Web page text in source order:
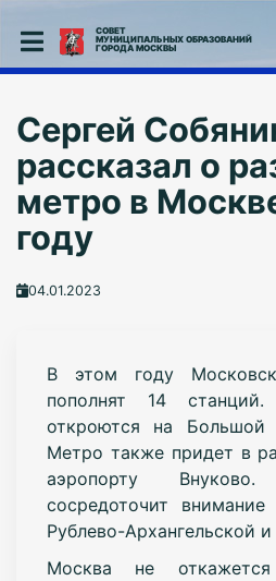
СОВЕТ
МУНИЦИПАЛЬНЫХ ОБРАЗОВАНИЙ
ГОРОДА МОСКВЫ
Сергей
рассказал о
метро в
году
04.01.2023
В этом году
пополнят 14
откроются на Большой
Метро также придет в
аэропорту
сосредоточит внимание
Рублево-Архангельской
Москва не